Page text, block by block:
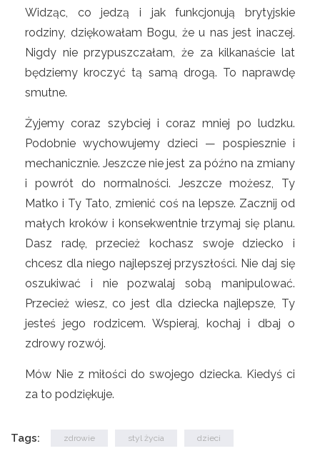
Widząc, co jedzą i jak funkcjonują brytyjskie
rodziny, dziękowałam Bogu, że u nas jest inaczej.
Nigdy nie przypuszczałam, że za kilkanaście lat
będziemy kroczyć tą samą drogą. To naprawdę
smutne.
Żyjemy coraz szybciej i coraz mniej po ludzku.
Podobnie wychowujemy dzieci — pospiesznie i
mechanicznie. Jeszcze nie jest za późno na zmiany
i powrót do normalności. Jeszcze możesz, Ty
Matko i Ty Tato, zmienić coś na lepsze. Zacznij od
małych kroków i konsekwentnie trzymaj się planu.
Dasz radę, przecież kochasz swoje dziecko i
chcesz dla niego najlepszej przyszłości. Nie daj się
oszukiwać i nie pozwalaj sobą manipulować.
Przecież wiesz, co jest dla dziecka najlepsze, Ty
jesteś jego rodzicem. Wspieraj, kochaj i dbaj o
zdrowy rozwój.
Mów Nie z miłości do swojego dziecka. Kiedyś ci
za to podziękuje.
Tags: zdrowie styl życia dzieci